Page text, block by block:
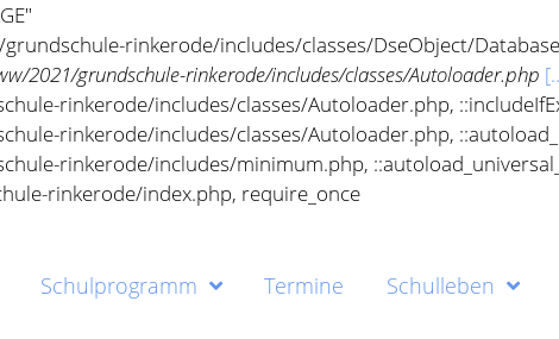
Schulprogramm Termine Schulleben